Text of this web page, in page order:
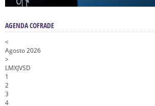
AGENDA COFRADE
<
Agosto 2026
>
LMXJVSD
1
2
3
4